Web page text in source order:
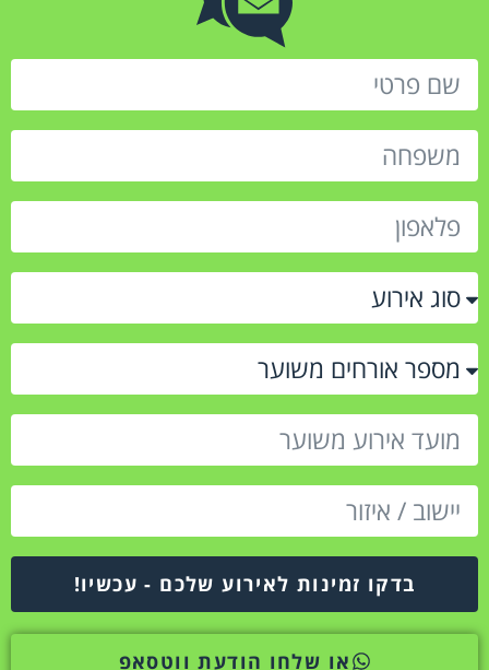
בדקו זמינות לאירוע שלכם - עכשיו!
או שלחו הודעת ווטסאפ